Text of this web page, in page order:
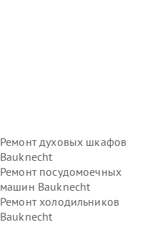
Ремонт духовых шкафов
Bauknecht
Ремонт посудомоечных
машин Bauknecht
Ремонт холодильников
Bauknecht